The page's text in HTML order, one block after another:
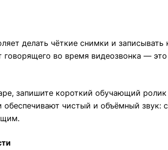
делать чёткие снимки и
во время видеозвонка —
запишите короткий обучающий
чистый и объёмный